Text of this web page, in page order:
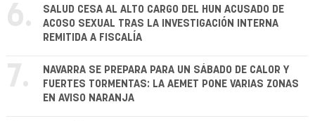
6.
SALUD CESA AL ALTO CARGO DEL HUN ACUSADO DE
ACOSO SEXUAL TRAS LA INVESTIGACIÓN INTERNA
REMITIDA A FISCALÍA
7.
NAVARRA SE PREPARA PARA UN SÁBADO DE CALOR Y
FUERTES TORMENTAS: LA AEMET PONE VARIAS ZONAS
EN AVISO NARANJA